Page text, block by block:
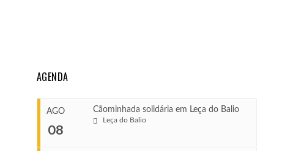
AGENDA
AGO
08
Cãominhada solidária em Leça do Balio
Leça do Balio